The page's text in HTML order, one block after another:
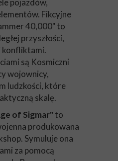
pojazdów,
Fikcyjne
40,000" to
przyszłości,
konfliktami.
są Kosmiczni
wojownicy,
ludzkości, które
skalę.
of Sigmar" to
produkowana
Symuluje ona
za pomocą